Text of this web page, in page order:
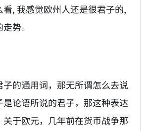
, 我感觉欧州人还是很君子的,
势。
的通用词，那无所谓怎么去说
是论语所说的君子，那这种表达
关于欧元，几年前在货币战争那